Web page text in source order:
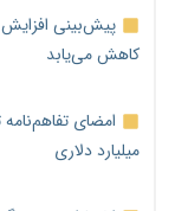
کاهش می‌یابد
میلیارد دلاری